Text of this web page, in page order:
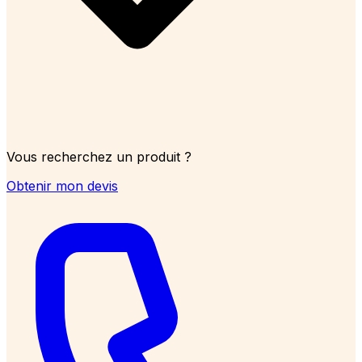
Vous recherchez un produit ?
Obtenir mon devis